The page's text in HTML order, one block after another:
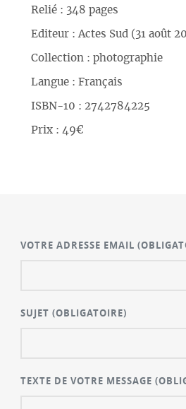
Relié : 348 pages
Editeur : Actes Sud (31 août
Collection : photographie
Langue : Français
ISBN-10 : 2742784225
Prix : 49€
VOTRE ADRESSE EMAIL
SUJET(OBLIGATOIRE)
TEXTE DE VOTRE MESSAGE